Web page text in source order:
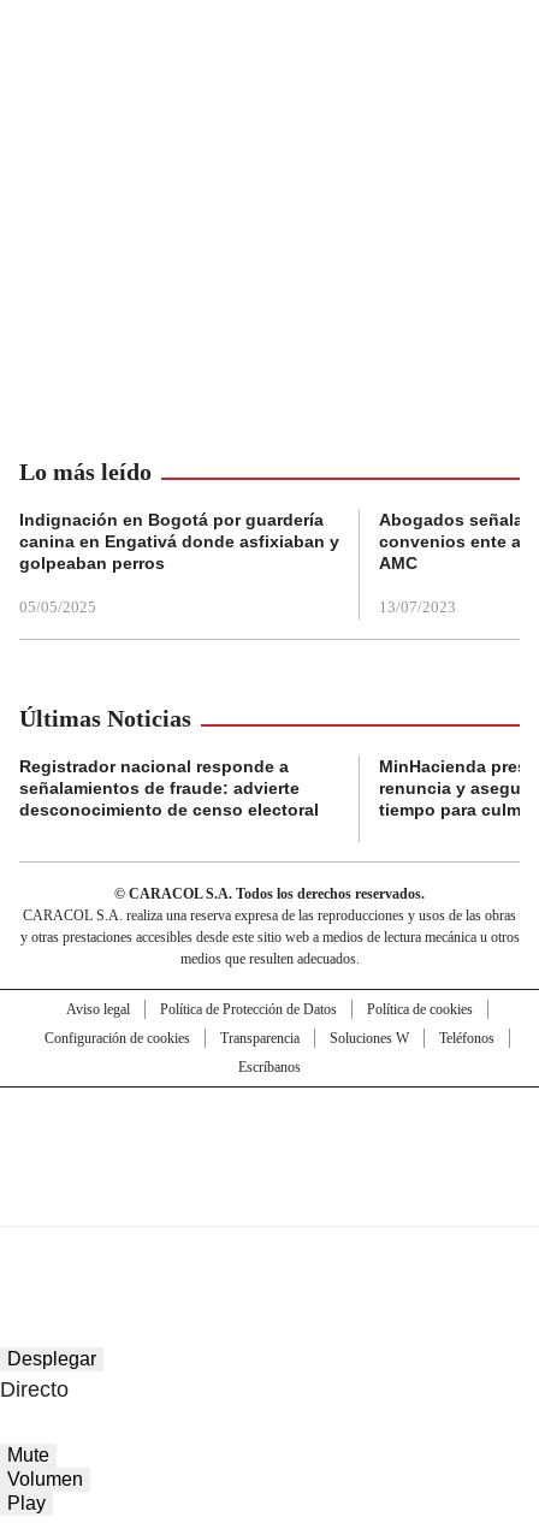
Lo más leído
Indignación en Bogotá por guardería
canina en Engativá donde asfixiaban y
golpeaban perros
05/05/2025
Abogados
convenios ente
AMC
13/07/2023
Últimas Noticias
Registrador nacional responde a
señalamientos de fraude: advierte
desconocimiento de censo electoral
MinHacienda
renuncia y
tiempo para
© CARACOL S.A. Todos los derechos reservados.
CARACOL S.A. realiza una reserva expresa de las reproducciones y usos de las obras
y otras prestaciones accesibles desde este sitio web a medios de lectura mecánica u otros
medios que resulten adecuados.
Aviso legal Política de Protección de Datos
Política de cookies
Configuración de cookies
Transparencia Soluciones W
Teléfonos
Escríbanos
Desplegar
Directo
Mute
Volumen
Play